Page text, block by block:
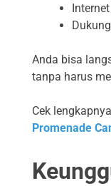
Anda bisa
tanpa harus
Cek
Promenade